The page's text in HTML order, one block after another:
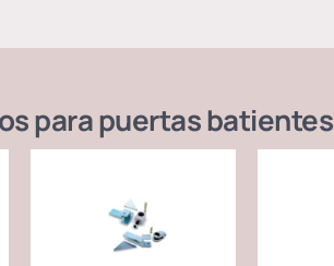
para puertas batientes